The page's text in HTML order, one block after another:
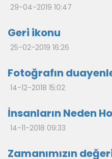
29-04-2019 10:47
Geri ikonu
25-02-2019 16:26
Fotoğrafın
14-12-2018 15:02
İnsanların Neden
14-11-2018 09:33
Zamanımızın